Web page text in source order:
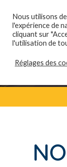
Nous utilisons
l'expérience de
cliquant sur
l'utilisation de
Réglages des